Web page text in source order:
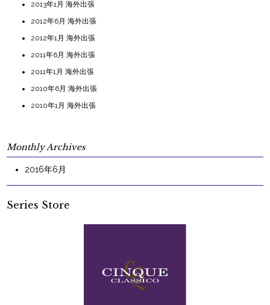
2013年1月 海外出張
2012年6月 海外出張
2012年1月 海外出張
2011年6月 海外出張
2011年1月 海外出張
2010年6月 海外出張
2010年1月 海外出張
Monthly Archives
2016年6月
Series Store